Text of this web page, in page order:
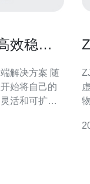
效稳定
决方案 随
始将自己的
活和可扩展
器服务提供